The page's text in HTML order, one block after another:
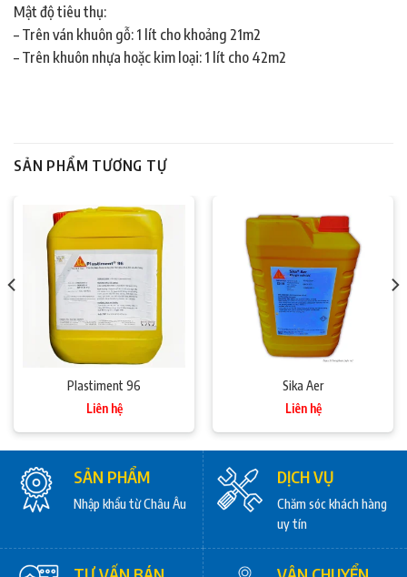
Mật độ tiêu thụ:
– Trên ván khuôn gỗ: 1 lít cho khoảng 21m2
– Trên khuôn nhựa hoặc kim loại: 1 lít cho 42m2
SẢN PHẨM TƯƠNG TỰ
Plastiment 96
Liên hệ
Sika Aer
Liên hệ
SẢN PHẨM
Nhập khẩu từ Châu Âu
DỊCH VỤ
Chăm sóc khách hàng
uy tín